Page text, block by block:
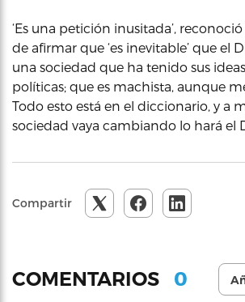
‘Es una petición inusitada’,
de afirmar que ‘es inevitable’ que el
una sociedad que ha tenido sus ideas
políticas; que es machista, aunque
Todo esto está en el diccionario, y a
sociedad vaya cambiando lo hará el
Compartir
COMENTARIOS 0